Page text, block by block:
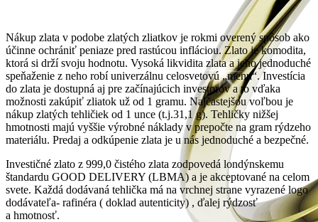
Nákup zlata v podobe zlatých zliatkov je rokmi overený spôsob ako
účinne ochrániť peniaze pred rastúcou infláciou. Zlato je komodita,
ktorá si drží svoju hodnotu. Vysoká likvidita zlata a jeho jednoduché
speňaženie z neho robí univerzálnu celosvetovú „menu“. Investícia
do zlata je dostupná aj pre začínajúcich investorov a to vďaka
možnosti zakúpiť zliatok už od 1 gramu. Najčastejšou voľbou je
nákup zlatých tehličiek od 1 unce (t.j.31,1 g). Tehličky nižšej
hmotnosti majú vyššie výrobné náklady v prepočte na gram rýdzeho
materiálu. Predaj a odkúpenie zlata je u nás jednoduché a bezpečné.
Investičné zlato z 999,0 čistého zlata zodpovedá londýnskemu
štandardu GOOD DELIVERY (LBMA) a je akceptované na celom
svete. Každá dodávaná tehlička má na vrchnej strane vyrazené logo
dodávateľa- rafinéra ( doklad autenticity) , ďalej rýdzosť
a hmotnosť.